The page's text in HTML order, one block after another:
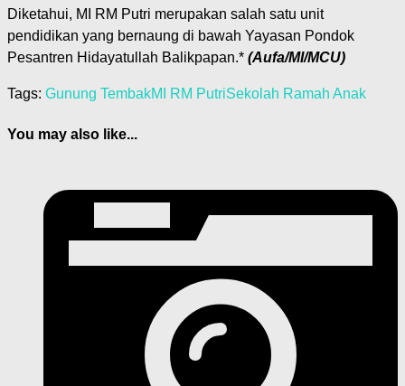
Diketahui, MI RM Putri merupakan salah satu unit
pendidikan yang bernaung di bawah Yayasan Pondok
Pesantren Hidayatullah Balikpapan.* (Aufa/MI/MCU)
Tags: Gunung TembakMI RM PutriSekolah Ramah Anak
You may also like...